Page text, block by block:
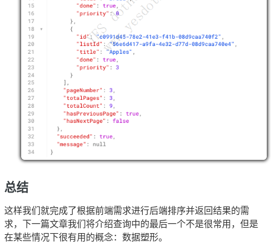
总结
这样我们就完成了根据前端需求进行后端排序并返回结果的需
求，下一篇文章我们将介绍查询中的最后一个不是很常用，但是
在某些情况下很有用的概念：数据塑形。